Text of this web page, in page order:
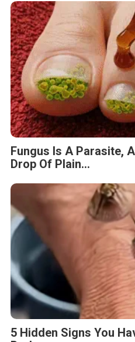
Fungus Is A Parasite,
Drop Of Plain...
5 Hidden Signs You